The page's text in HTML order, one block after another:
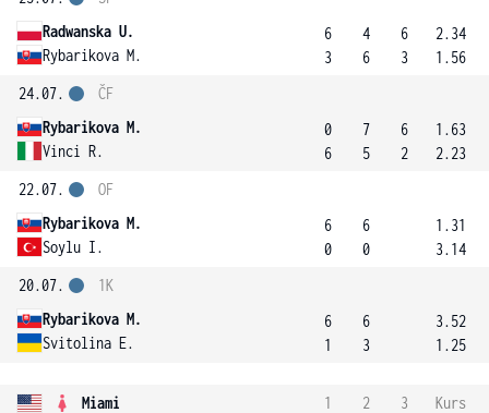
Radwanska U.
Rybarikova M.
6
3
4
6
6
3
2.34
1.56
24.07.
Rybarikova M.
Vinci R.
ČF
0
6
7
5
6
2
1.63
2.23
22.07.
Rybarikova M.
Soylu I.
OF
6
0
6
0
1.31
3.14
20.07.
Rybarikova M.
Svitolina E.
1K
6
1
6
3
3.52
1.25
Miami 1 2 3
Kurs